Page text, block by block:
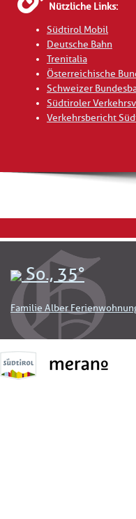
Nützliche Links:
Südtirol Mobil
Deutsche Bahn
Trenitalia
Österreichische
Schweizer
Südtiroler
Verkehrsbericht
So., 35°
Familie Alber